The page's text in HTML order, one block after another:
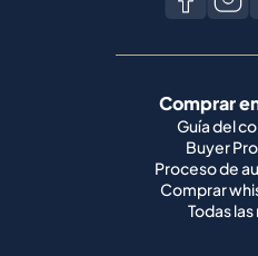
Comprar
Guía del
Buyer
Proceso de
Comprar
Todas